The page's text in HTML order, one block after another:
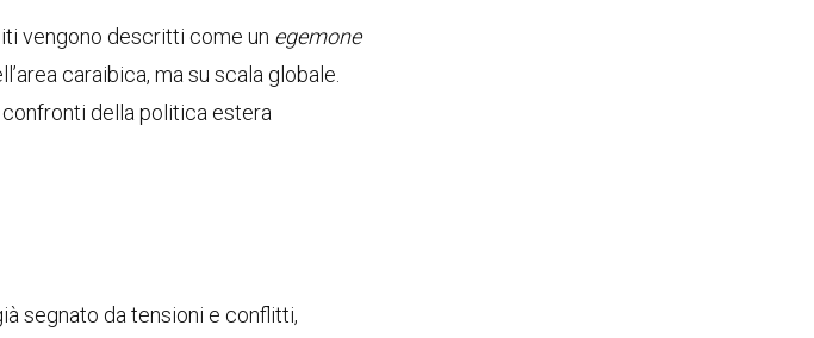
vengono descritti come un egemone
caraibica, ma su scala globale.
della politica estera
segnato da tensioni e conflitti,